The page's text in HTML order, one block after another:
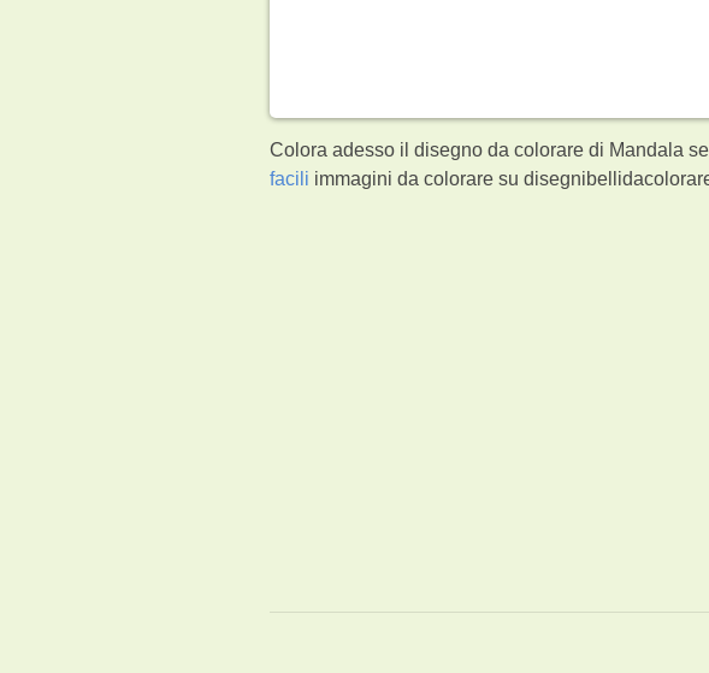
Colora adesso il disegno da colorare di Mandala
facili immagini da colorare su